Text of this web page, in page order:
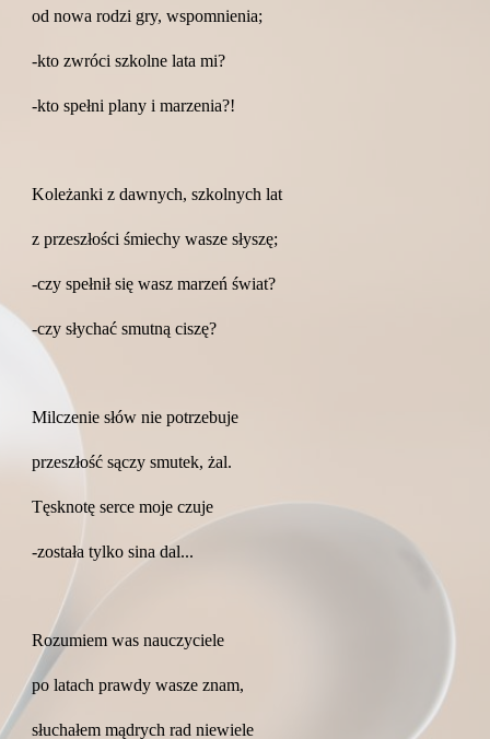
od nowa rodzi gry, wspomnienia;
-kto zwróci szkolne lata mi?
-kto spełni plany i marzenia?!
Koleżanki z dawnych, szkolnych lat
z przeszłości śmiechy wasze słyszę;
-czy spełnił się wasz marzeń świat?
-czy słychać smutną ciszę?
Milczenie słów nie potrzebuje
przeszłość sączy smutek, żal.
Tęsknotę serce moje czuje
-została tylko sina dal...
Rozumiem was nauczyciele
po latach prawdy wasze znam,
słuchałem mądrych rad niewiele